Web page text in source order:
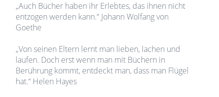
„Auch Bücher haben ihr Erlebtes, das ihnen nicht
entzogen werden kann.“ Johann Wolfang von
Goethe
„Von seinen Eltern lernt man lieben, lachen und
laufen. Doch erst wenn man mit Büchern in
Berührung kommt, entdeckt man, dass man Flügel
hat.“ Helen Hayes